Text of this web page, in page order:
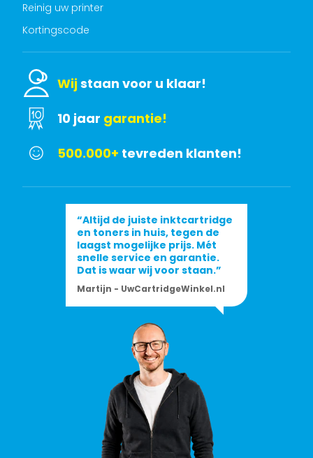
Reinig uw printer
Kortingscode
Wijstaan voor u klaar!
10 jaar garantie!
500.000+ tevreden klanten!
“Altijd de juiste inktcartridge
en toners in huis, tegen de
laagst mogelijke prijs. Mét
snelle service en garantie.
Dat is waar wij voor staan.”
Martijn - UwCartridgeWinkel.nl